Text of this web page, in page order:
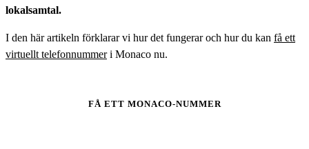
lokalsamtal.
I den här artikeln förklarar vi hur det fungerar och hur du kan få ett
virtuellt telefonnummeri Monaco nu.
FÅ ETT MONACO-NUMMER